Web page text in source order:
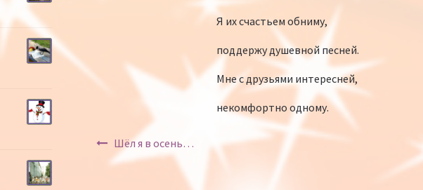
Я их счастьем обниму,
поддержу душевной песней.
Мне с друзьями интересней,
некомфортно одному.
Шёл я в осень…